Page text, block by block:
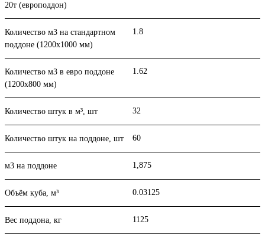
20т (европоддон)
Количество м3 на стандартном
поддоне (1200x1000 мм)
1.8
Количество м3 в евро поддоне
(1200x800 мм)
1.62
Количество штук в м³, шт 32
Количество штук на поддоне, шт 60
м3 на поддоне 1,875
Объём куба, м³ 0.03125
Вес поддона, кг 1125